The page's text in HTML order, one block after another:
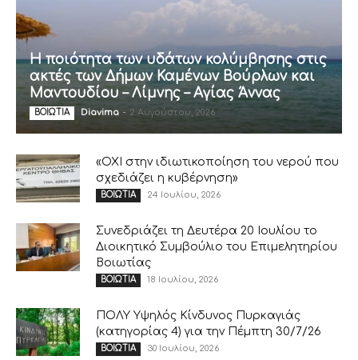
Η ποιότητα των υδάτων κολύμβησης στις
ακτές των Δήμων Καμένων Βούρλων και
Μαντουδίου – Λίμνης – Αγίας Άννας
ΒΟΙΩΤΙΑ Diavima - 2 Αυγούστου, 2026
«ΟΧΙ στην ιδιωτικοποίηση του νερού που
σχεδιάζει η κυβέρνηση»
ΒΟΙΩΤΙΑ 24 Ιουλίου, 2026
Συνεδριάζει τη Δευτέρα 20 Ιουλίου το
Διοικητικό Συμβούλιο του Επιμελητηρίου
Βοιωτίας
ΒΟΙΩΤΙΑ 18 Ιουλίου, 2026
ΠΟΛΥ Υψηλός Κίνδυνος Πυρκαγιάς
(κατηγορίας 4) για την Πέμπτη 30/7/26
ΒΟΙΩΤΙΑ 30 Ιουλίου, 2026